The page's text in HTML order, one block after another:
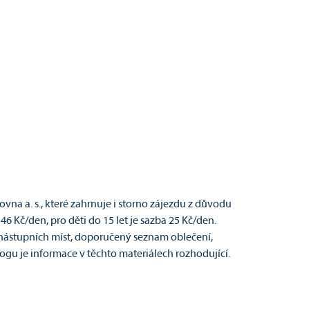
a. s., které zahrnuje i storno zájezdu z důvodu
Kč/den, pro děti do 15 let je sazba 25 Kč/den.
míst, doporučený seznam oblečení,
je informace v těchto materiálech rozhodující.